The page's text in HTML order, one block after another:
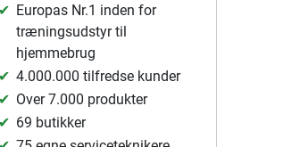
Europas Nr.1 inden for
træningsudstyr til
hjemmebrug
4.000.000 tilfredse kunder
Over 7.000 produkter
69 butikker